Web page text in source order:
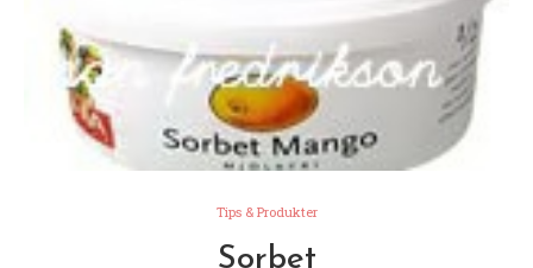
Tips & Produkter
Sorbet